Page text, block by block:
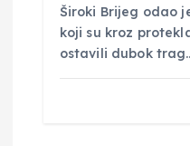
Široki Brijeg odao
koji su kroz
ostavili dubok